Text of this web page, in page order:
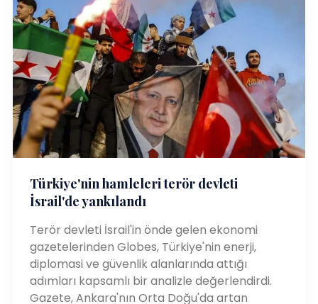
Türkiye'nin hamleleri terör devleti
İsrail'de yankılandı
Terör devleti İsrail'in önde gelen ekonomi
gazetelerinden Globes, Türkiye'nin enerji,
diplomasi ve güvenlik alanlarında attığı
adımları kapsamlı bir analizle değerlendirdi.
Gazete, Ankara'nın Orta Doğu'da artan